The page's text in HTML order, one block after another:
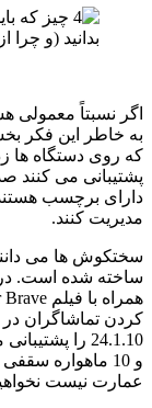
اگر نسبتاً معمولی
به خاطر این فکر
که روی دستگاه ها
پشتیبانی می کنند
دارای برچسب هستند،
مدیریت کنند.
کردن تماشاگران
و 10 ماهواره
عمارت نیست